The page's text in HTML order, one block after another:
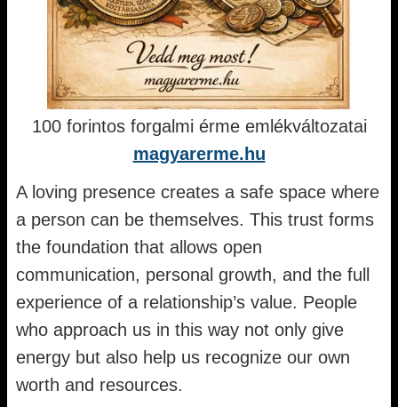
100 forintos forgalmi érme emlékváltozatai
magyarerme.hu
A loving presence creates a safe space where
a person can be themselves. This trust forms
the foundation that allows open
communication, personal growth, and the full
experience of a relationship’s value. People
who approach us in this way not only give
energy but also help us recognize our own
worth and resources.